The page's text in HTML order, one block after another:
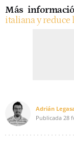
Más
italiana y reduce
Adrián
Publicada 28